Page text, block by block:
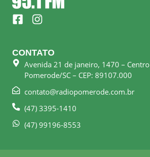
F
a
e
b
o
k
s
q
a
I
n
t
a
g
r
a
m
CONTATO
Avenida 21 de janeiro, 1470 – Centro
Pomerode/SC – CEP: 89107.000
contato@radiopomerode.com.br
(47) 3395-1410
(47) 99196-8553